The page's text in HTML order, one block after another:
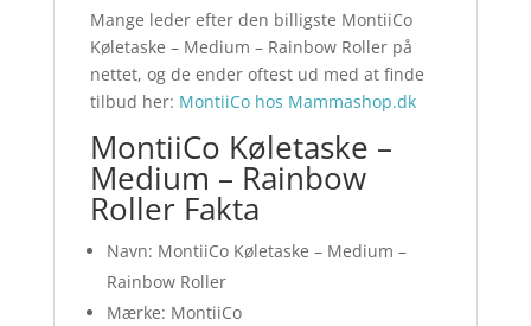
Mange leder efter den billigste MontiiCo
Køletaske – Medium – Rainbow Roller på
nettet, og de ender oftest ud med at finde
tilbud her: MontiiCo hos Mammashop.dk
MontiiCo Køletaske –
Medium – Rainbow
Roller Fakta
Navn: MontiiCo Køletaske – Medium –
Rainbow Roller
Mærke: MontiiCo